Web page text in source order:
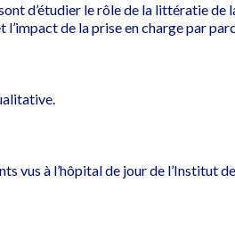
d’étudier le rôle de la littératie de
l’impact de la prise en charge par
vus à l’hôpital de jour de l’Institut